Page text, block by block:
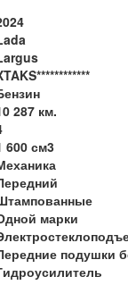
287 км.
600 см3
марки
подушки